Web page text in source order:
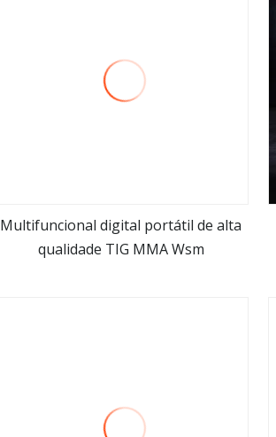
Veja mais
Multifuncional digital portátil de alta
qualidade TIG MMA Wsm